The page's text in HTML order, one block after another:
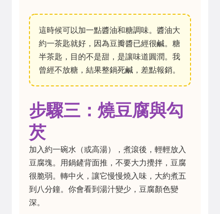
這時候可以加一點醬油和糖調味。醬油大
約一茶匙就好，因為豆瓣醬已經很鹹。糖
半茶匙，目的不是甜，是讓味道圓潤。我
曾經不放糖，結果整鍋死鹹，差點報銷。
步驟三：燒豆腐與勾
芡
加入約一碗水（或高湯），煮滾後，輕輕放入
豆腐塊。用鍋鏟背面推，不要大力攪拌，豆腐
很脆弱。轉中火，讓它慢慢燒入味，大約煮五
到八分鐘。你會看到湯汁變少，豆腐顏色變
深。